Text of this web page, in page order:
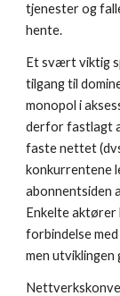
tjenester og
hente.
Et svært viktig
tilgang til
monopol i
derfor fastlagt
faste nettet
konkurrentene
abonnentsiden
Enkelte aktører
forbindelse
men